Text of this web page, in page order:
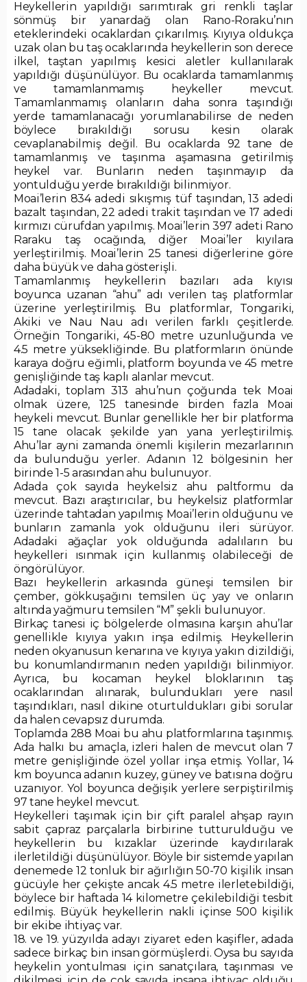
Heykellerin yapıldığı sarımtırak gri renkli taşlar
sönmüş bir yanardağ olan Rano-Roraku’nın
eteklerindeki ocaklardan çıkarılmış. Kıyıya oldukça
uzak olan bu taş ocaklarında heykellerin son derece
ilkel, taştan yapılmış kesici aletler kullanılarak
yapıldığı düşünülüyor. Bu ocaklarda tamamlanmış
ve tamamlanmamış heykeller mevcut.
Tamamlanmamış olanların daha sonra taşındığı
yerde tamamlanacağı yorumlanabilirse de neden
böylece bırakıldığı sorusu kesin olarak
cevaplanabilmiş değil. Bu ocaklarda 92 tane de
tamamlanmış ve taşınma aşamasına getirilmiş
heykel var. Bunların neden taşınmayıp da
yontulduğu yerde bırakıldığı bilinmiyor.
Moai’lerin 834 adedi sıkışmış tüf taşından, 13 adedi
bazalt taşından, 22 adedi trakit taşından ve 17 adedi
kırmızı cürufdan yapılmış. Moai’lerin 397 adeti Rano
Raraku taş ocağında, diğer Moai’ler kıyılara
yerleştirilmiş. Moai’lerin 25 tanesi diğerlerine göre
daha büyük ve daha gösterişli.
Tamamlanmış heykellerin bazıları ada kıyısı
boyunca uzanan “ahu” adı verilen taş platformlar
üzerine yerleştirilmiş. Bu platformlar, Tongariki,
Akiki ve Nau Nau adı verilen farklı çeşitlerde.
Örneğin Tongariki, 45-80 metre uzunluğunda ve
4.5 metre yüksekliğinde. Bu platformların önünde
karaya doğru eğimli, platform boyunda ve 45 metre
genişliğinde taş kaplı alanlar mevcut.
Adadaki, toplam 313 ahu’nun çoğunda tek Moai
olmak üzere, 125 tanesinde birden fazla Moai
heykeli mevcut. Bunlar genellikle her bir platforma
15 tane olacak şekilde yan yana yerleştirilmiş.
Ahu’lar ayni zamanda önemli kişilerin mezarlarının
da bulunduğu yerler. Adanın 12 bölgesinin her
birinde 1-5 arasından ahu bulunuyor.
Adada çok sayıda heykelsiz ahu paltformu da
mevcut. Bazı araştırıcılar, bu heykelsiz platformlar
üzerinde tahtadan yapılmış Moai’lerin olduğunu ve
bunların zamanla yok olduğunu ileri sürüyor.
Adadaki ağaçlar yok olduğunda adalıların bu
heykelleri ısınmak için kullanmış olabileceği de
öngörülüyor.
Bazı heykellerin arkasında güneşi temsilen bir
çember, gökkuşağını temsilen üç yay ve onların
altında yağmuru temsilen “M” şekli bulunuyor.
Birkaç tanesi iç bölgelerde olmasına karşın ahu’lar
genellikle kıyıya yakın inşa edilmiş. Heykellerin
neden okyanusun kenarına ve kıyıya yakın dizildiği,
bu konumlandırmanın neden yapıldığı bilinmiyor.
Ayrıca, bu kocaman heykel bloklarının taş
ocaklarından alınarak, bulundukları yere nasıl
taşındıkları, nasıl dikine oturtuldukları gibi sorular
da halen cevapsız durumda.
Toplamda 288 Moai bu ahu platformlarına taşınmış.
Ada halkı bu amaçla, izleri halen de mevcut olan 7
metre genişliğinde özel yollar inşa etmiş. Yollar, 14
km boyunca adanın kuzey, güney ve batısına doğru
uzanıyor. Yol boyunca değişik yerlere serpiştirilmiş
97 tane heykel mevcut.
Heykelleri taşımak için bir çift paralel ahşap rayın
sabit çapraz parçalarla birbirine tutturulduğu ve
heykellerin bu kızaklar üzerinde kaydırılarak
ilerletildiği düşünülüyor. Böyle bir sistemde yapılan
denemede 12 tonluk bir ağırlığın 50-70 kişilik insan
gücüyle her çekişte ancak 4.5 metre ilerletebildiği,
böylece bir haftada 14 kilometre çekilebildiği tesbit
edilmiş. Büyük heykellerin nakli içinse 500 kişilik
bir ekibe ihtiyaç var.
18. ve 19. yüzyılda adayı ziyaret eden kaşifler, adada
sadece birkaç bin insan görmüşlerdi. Oysa bu sayıda
heykelin yontulması için sanatçılara, taşınması ve